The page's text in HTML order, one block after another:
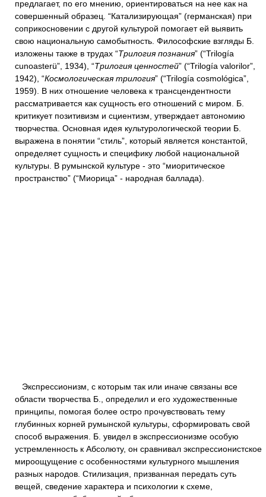
предлагает, по его мнению, ориентироваться на нее как на
совершенный образец. “Катализирующая” (германская) при
соприкосновении с другой культурой помогает ей выявить
свою национальную самобытность. Философские взгляды Б.
изложены также в трудах “Трилогия познания” (“Trilogía
cunoasterü”, 1934), “Трилогия ценностей” (“Trilogía valorilor”,
1942), “Космологическая трилогия” (“Trilogía cosmológica”,
1959). В них отношение человека к трансцендентности
рассматривается как сущность его отношений с миром. Б.
критикует позитивизм и сциентизм, утверждает автономию
творчества. Основная идея культурологической теории Б.
выражена в понятии “стиль”, который является константой,
определяет сущность и специфику любой национальной
культуры. В румынской культуре - это “миоритическое
пространство” (“Миорица” - народная баллада).
Экспрессионизм, с которым так или иначе связаны все
области творчества Б., определил и его художественные
принципы, помогая более остро прочувствовать тему
глубинных корней румынской культуры, сформировать свой
способ выражения. Б. увидел в экспрессионизме особую
устремленность к Абсолюту, он сравнивал экспрессионистское
мироощущение с особенностями культурного мышления
разных народов. Стилизация, призванная передать суть
вещей, сведение характера и психологии к схеме,